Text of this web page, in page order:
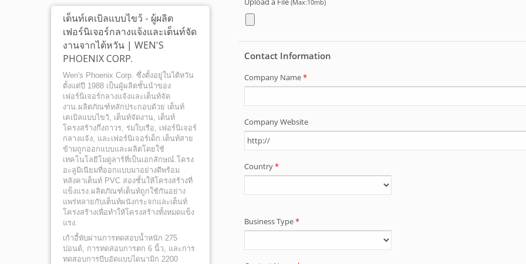
เต็นท์เคเบิลแบบไขว้ - ผู้ผลิต
เฟอร์นิเจอร์กลางแจ้งและเต็นท์จัด
งานจากไต้หวัน | WEN'S
PHOENIX CORP.
Wen's Phoenix Corp. ซึ่งตั้งอยู่ในไต้หวัน
ตั้งแต่ปี 1988 เป็นผู้ผลิตชั้นนำของ
เฟอร์นิเจอร์กลางแจ้งและเต็นท์จัด
งาน.ผลิตภัณฑ์หลักประกอบด้วย เต็นท์
เคเบิลแบบไขว้, เต็นท์จัดงาน, เต็นท์
โครงสร้างกึ่งถาวร, ร่มใบเรือ, เฟอร์นิเจอร์
กลางแจ้ง, และเฟอร์นิเจอร์เด็ก.เต็นท์สาย
ข้ามถูกออกแบบและผลิตโดยใช้
เทคโนโลยีโมดูลาร์ที่เป็นเอกลักษณ์.โครง
อะลูมิเนียมที่ออกแบบมาอย่างดีพร้อม
หลังคาเต็นท์ PVC สองชั้นให้โครงสร้างที่
แข็งแรง.ผลิตภัณฑ์เต็นท์ถูกใช้กันอย่าง
แพร่หลายกับเต็นท์ผนังกระจกและเต็นท์
โครงสร้างเพื่อทำให้โครงสร้างทั้งหมดแข็ง
แรง.
เก้าอี้พับผ่านการทดสอบน้ำหนัก 275
ปอนด์, การทดสอบการตก 6 นิ้ว, และการ
ทดสอบการบีบอัดแบบไดนามิก 2200